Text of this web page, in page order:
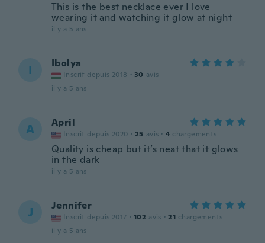
This is the best necklace ever I love
wearing it and watching it glow at night
il y a 5 ans
I Ibolya
Inscrit depuis 2018 · 30 avis
il y a 5 ans
A April
Inscrit depuis 2020 · 25 avis · 4 chargements
Quality is cheap but it’s neat that it glows
in the dark
il y a 5 ans
J Jennifer
Inscrit depuis 2017 · 102 avis · 21 chargements
il y a 5 ans